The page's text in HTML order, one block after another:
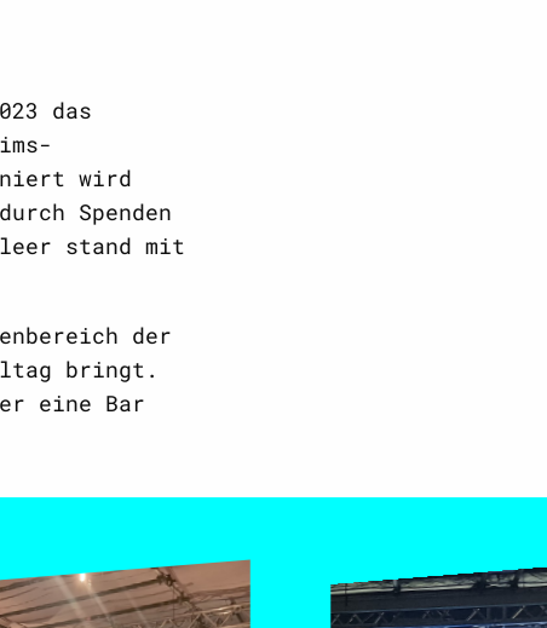
das
wird
Spenden
stand mit
der
bringt.
eine Bar